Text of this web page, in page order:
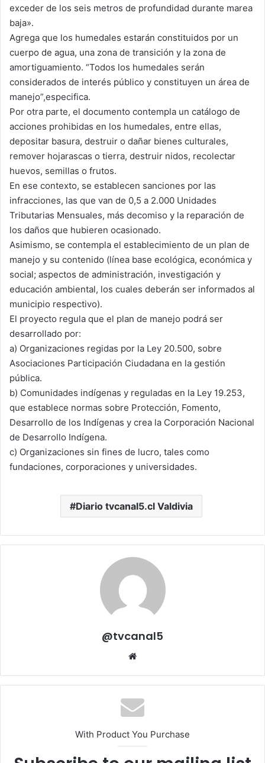
exceder de los seis metros de profundidad durante marea
baja».
Agrega que los humedales estarán constituidos por un
cuerpo de agua, una zona de transición y la zona de
amortiguamiento. “Todos los humedales serán
considerados de interés público y constituyen un área de
manejo”,especifica.
Por otra parte, el documento contempla un catálogo de
acciones prohibidas en los humedales, entre ellas,
depositar basura, destruir o dañar bienes culturales,
remover hojarascas o tierra, destruir nidos, recolectar
huevos, semillas o frutos.
En ese contexto, se establecen sanciones por las
infracciones, las que van de 0,5 a 2.000 Unidades
Tributarias Mensuales, más decomiso y la reparación de
los daños que hubieren ocasionado.
Asimismo, se contempla el establecimiento de un plan de
manejo y su contenido (línea base ecológica, económica y
social; aspectos de administración, investigación y
educación ambiental, los cuales deberán ser informados al
municipio respectivo).
El proyecto regula que el plan de manejo podrá ser
desarrollado por:
a) Organizaciones regidas por la Ley 20.500, sobre
Asociaciones Participación Ciudadana en la gestión
pública.
b) Comunidades indígenas y reguladas en la Ley 19.253,
que establece normas sobre Protección, Fomento,
Desarrollo de los Indígenas y crea la Corporación Nacional
de Desarrollo Indígena.
c) Organizaciones sin fines de lucro, tales como
fundaciones, corporaciones y universidades.
Diario tvcanal5.cl Valdivia
@tvcanal5
With Product You Purchase